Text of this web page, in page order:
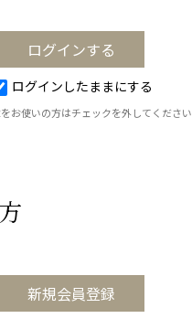
ログインしたままにする
お使いの方はチェックを外してください